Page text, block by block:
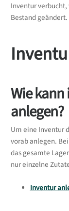
Inventur
Bestand geändert.
Wie
anlegen?
Um eine Inventur
vorab anlegen.
das gesamte
nur einzelne
Inventur